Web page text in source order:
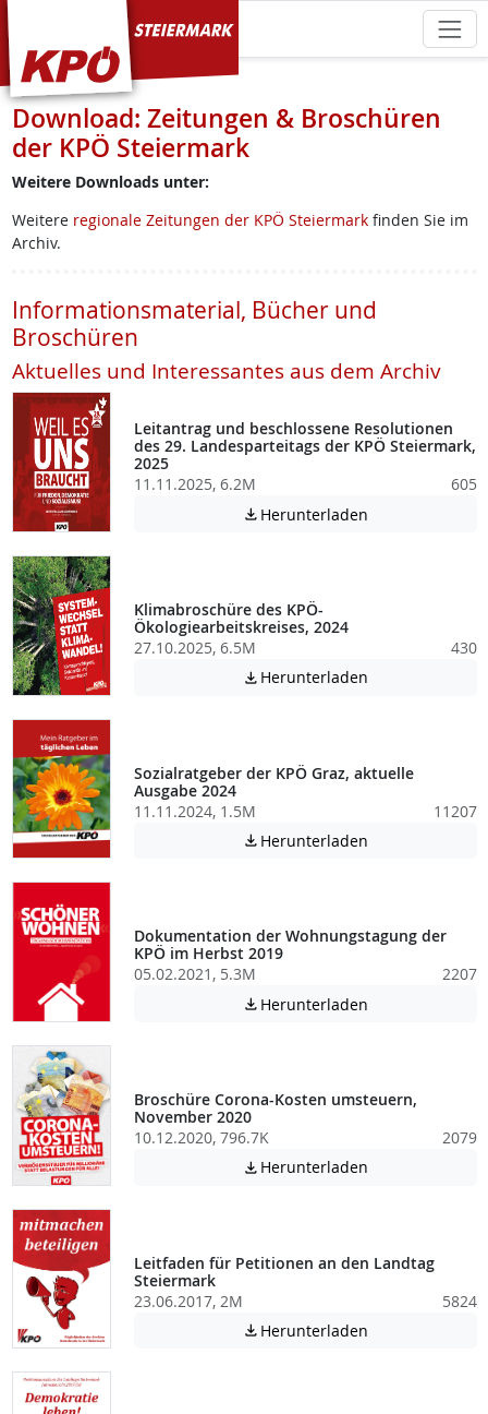
KPÖ Steiermark
Download: Zeitungen & Broschüren
der KPÖ Steiermark
Weitere Downloads unter:
Weitere regionale Zeitungen der KPÖ Steiermarkfinden Sie im
Archiv.
Informationsmaterial, Bücher und
Broschüren
Aktuelles und Interessantes aus dem Archiv
Leitantrag und beschlossene Resolutionen
des 29. Landesparteitags der KPÖ Steiermark,
2025
11.11.2025, 6.2M
605
 Herunterladen
Klimabroschüre des KPÖ-
Ökologiearbeitskreises, 2024
27.10.2025, 6.5M
430
 Herunterladen
Sozialratgeber der KPÖ Graz, aktuelle
Ausgabe 2024
11.11.2024, 1.5M
11207
 Herunterladen
Dokumentation der Wohnungstagung der
KPÖ im Herbst 2019
05.02.2021, 5.3M
2207
 Herunterladen
Broschüre Corona-Kosten umsteuern,
November 2020
10.12.2020, 796.7K
2079
 Herunterladen
Leitfaden für Petitionen an den Landtag
Steiermark
23.06.2017, 2M
5824
 Herunterladen